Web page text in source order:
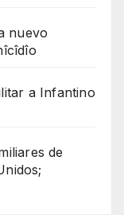
nuevo
a Infantino
de